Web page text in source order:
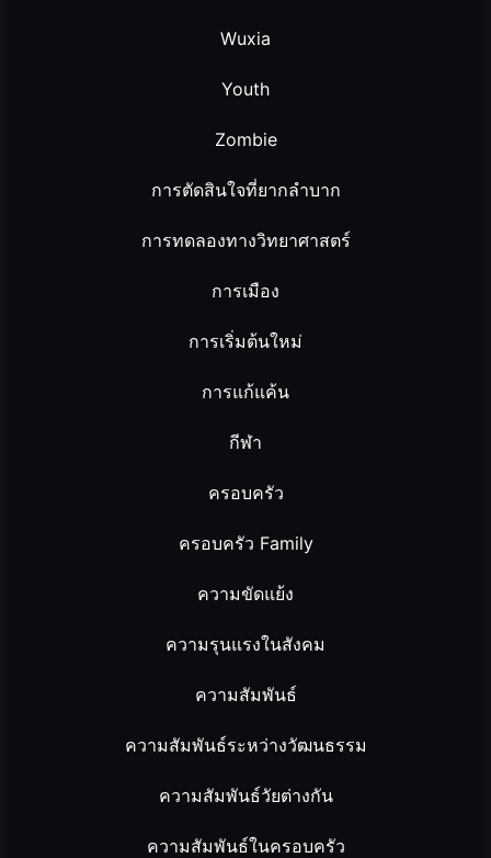
Wuxia
Youth
Zombie
การตัดสินใจที่ยากลำบาก
การทดลองทางวิทยาศาสตร์
การเมือง
การเริ่มต้นใหม่
การแก้แค้น
กีฬา
ครอบครัว
ครอบครัว Family
ความขัดแย้ง
ความรุนแรงในสังคม
ความสัมพันธ์
ความสัมพันธ์ระหว่างวัฒนธรรม
ความสัมพันธ์วัยต่างกัน
ความสัมพันธ์ในครอบครัว